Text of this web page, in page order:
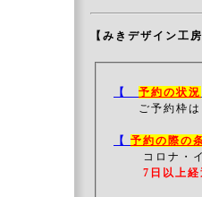
【みきデザイン工
【 予約の状況
ご予約枠は
【 予約の際の
コロナ・
7日以上